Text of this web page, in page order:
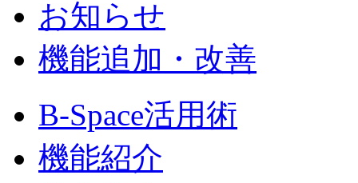
お知らせ
機能追加・改善
B-Space活用術
機能紹介